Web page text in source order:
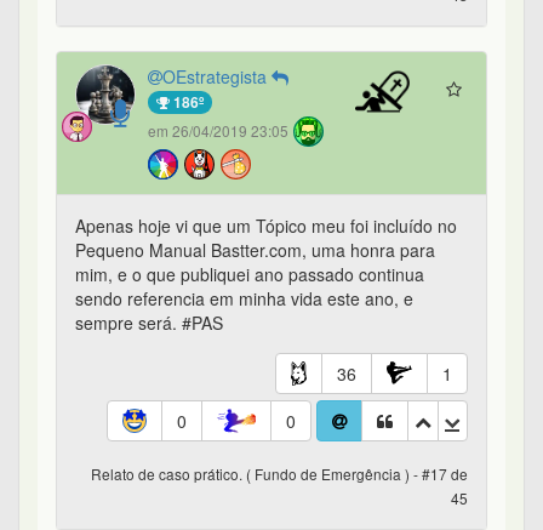
OEstrategista
186º
em 26/04/2019 23:05
Apenas hoje vi que um Tópico meu foi incluído no
Pequeno Manual Bastter.com, uma honra para
mim, e o que publiquei ano passado continua
sendo referencia em minha vida este ano, e
sempre será. #PAS
36
1
0
0
Relato de caso prático. ( Fundo de Emergência ) - #17 de
45